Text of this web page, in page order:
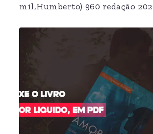
mil,Humberto) 960 redação